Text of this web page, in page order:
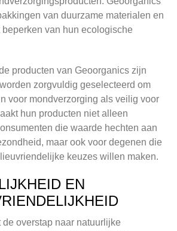
van duurzame materialen en
van hun ecologische
producten van Geoorganics zijn
zorgvuldig geselecteerd om
voor mondverzorging als veilig voor
hun producten niet alleen
die waarde hechten aan
maar ook voor degenen die
keuzes willen maken.
EN
overstap naar natuurlijke